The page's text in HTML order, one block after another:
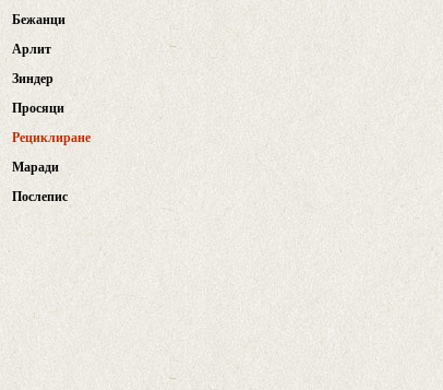
Бежанци
Арлит
Зиндер
Просяци
Рециклиране
Маради
Послепис